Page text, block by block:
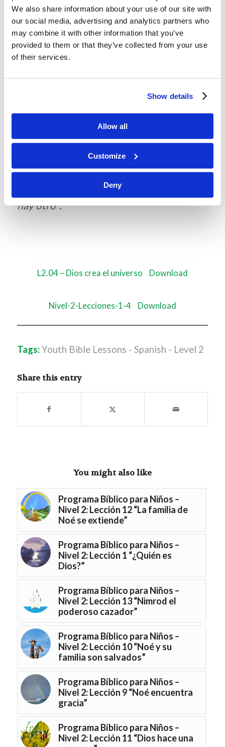
We also share information about your use of our site with
our social media, advertising and analytics partners who
may combine it with other information that you’ve
provided to them or that they’ve collected from your use
of their services.
Show details
Allow all
Customize
Deny
manera sencilla, que Dios ¡creó todas
estas cosas para nosotros!
Isaías 45:18“Porque así dijo el Eterno,
formó la tierra, el que la hizo y la compuso;
no la creó en vano, para que fuese
habitada la creó: Yo soy el Eterno, y no
hay otro”.
L2.04 – Dios crea el universo Download
Nivel-2-Lecciones-1-4 Download
Tags: Youth Bible Lessons - Spanish - Level 2
Share this entry
You might also like
Programa Bíblico para Niños –
Nivel 2: Lección 12 “La familia de
Noé se extiende”
Programa Bíblico para Niños –
Nivel 2: Lección 1 “¿Quién es
Dios?”
Programa Bíblico para Niños –
Nivel 2: Lección 13 “Nimrod el
poderoso cazador”
Programa Bíblico para Niños –
Nivel 2: Lección 10 “Noé y su
familia son salvados”
Programa Bíblico para Niños –
Nivel 2: Lección 9 “Noé encuentra
gracia”
Programa Bíblico para Niños –
Nivel 2: Lección 11 “Dios hace una